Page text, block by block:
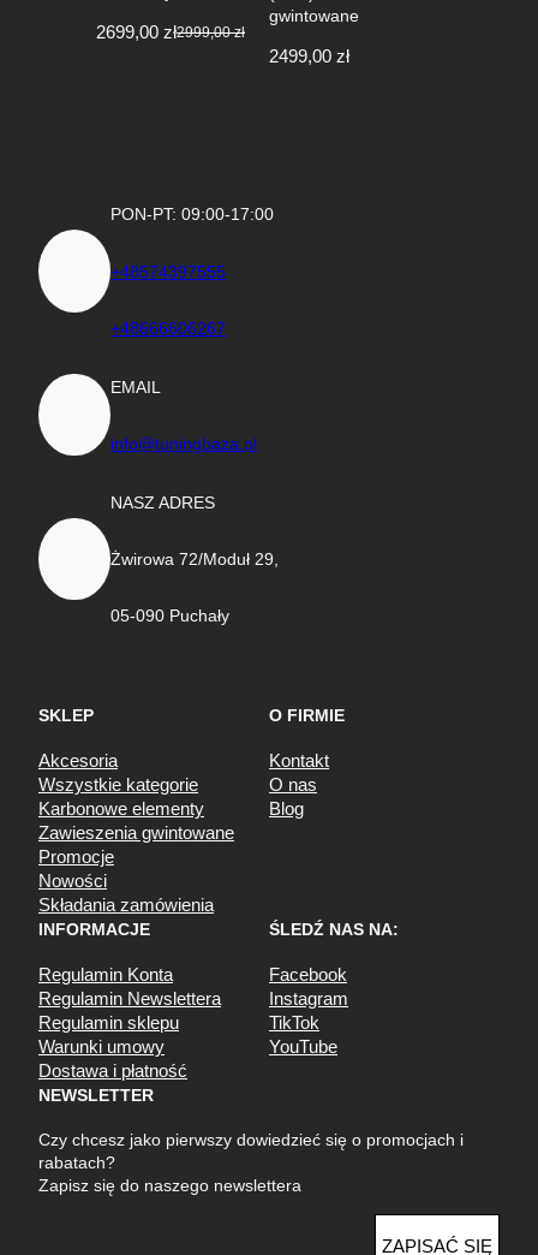
2999,00zł
Pierwotna
2699,00 zł
Aktualna
gwintowane
2499,00 zł
PON-PT: 09:00-17:00
+48574397555
+48666606267
EMAIL
info@tuningbaza.pl
NASZ ADRES
Żwirowa 72/Moduł 29,
05-090 Puchały
SKLEP
Akcesoria
Wszystkie kategorie
Karbonowe elementy
Zawieszenia gwintowane
Promocje
Nowości
Składania zamówienia
O FIRMIE
Kontakt
O nas
Blog
INFORMACJE
Regulamin Konta
Regulamin Newslettera
Regulamin sklepu
Warunki umowy
Dostawa i płatność
ŚLEDŹ NAS NA:
Facebook
Instagram
TikTok
YouTube
NEWSLETTER
Czy chcesz jako pierwszy dowiedzieć się o promocjach i
rabatach?
Zapisz się do naszego newslettera
ZAPISAĆ SIĘ